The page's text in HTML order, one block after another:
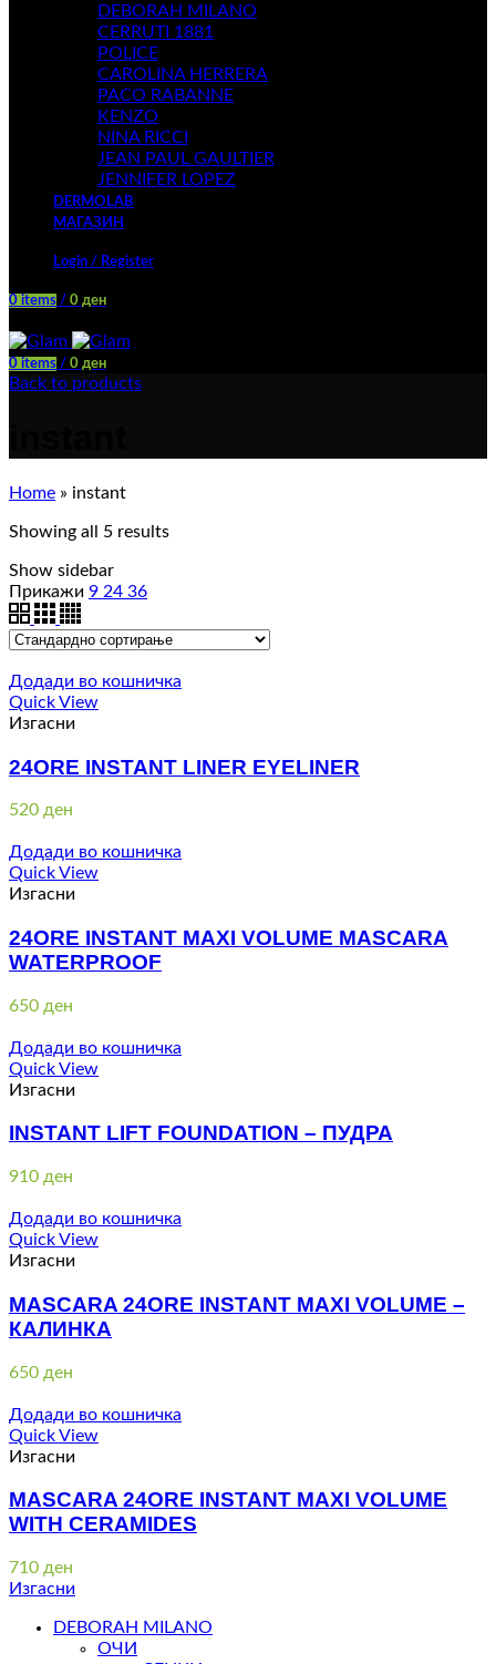
DEBORAH MILANO
CERRUTI 1881
POLICE
CAROLINA HERRERA
PACO RABANNE
KENZO
NINA RICCI
JEAN PAUL GAULTIER
JENNIFER LOPEZ
DERMOLAB
МАГАЗИН
Login / Register
0 items / 0 ден
0 items / 0 ден
Back to products
Home » instant
Showing all 5 results
Show sidebar
Прикажи 9 24 36
Додади во кошничка
Quick View
Изгасни
24ORE INSTANT LINER EYELINER
520 ден
Додади во кошничка
Quick View
Изгасни
24ORE INSTANT MAXI VOLUME MASCARA
WATERPROOF
650 ден
Додади во кошничка
Quick View
Изгасни
INSTANT LIFT FOUNDATION – ПУДРА
910 ден
Додади во кошничка
Quick View
Изгасни
MASCARA 24ORE INSTANT MAXI VOLUME –
КАЛИНКА
650 ден
Додади во кошничка
Quick View
Изгасни
MASCARA 24ORE INSTANT MAXI VOLUME
WITH CERAMIDES
710 ден
Изгасни
DEBORAH MILANO
ОЧИ